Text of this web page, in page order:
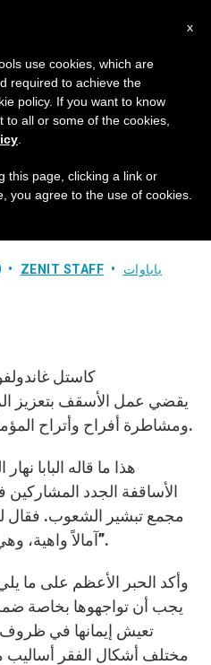
البابا إلى
ZENIT STAFF باباوات
ومشاطرة أفراح وأتراح المؤمنين، والتشبه بمحبة المسيح.
هذا ما قاله البابا
الأساقفة الجدد
مجمع تبشير الشعوب. فقال
آمالاً واهية، وهي ترافقكم بصلواتها ومحبتها”.
وأكد الحبر الأعظم على ما
يجب أن تواجهوها بخاصة
تعيش إيمانها في
مختلف أشكال الفقر
x
use cookies, which are
required to achieve the
policy. If you want to know
all or some of the cookies,
this page, clicking a link or
you agree to the use of cookies.